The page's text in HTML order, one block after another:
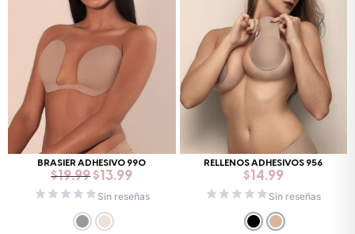
BRASIER ADHESIVO 990
$19.99
$19.99.
$ 13.99
$13.99.
Sin reseñas
RELLENOS ADHESIVOS 956
$ 14.99
Sin reseñas